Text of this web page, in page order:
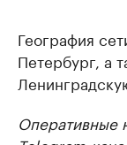
География
Петербург, а
Оперативные